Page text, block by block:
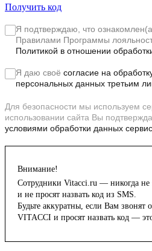
Получить код
Я подтверждаю, что
Правилами Программы
Политикой в отношении
Я даю своё согласие на
персональных данных третьим
Для безопасности мы используем
использовании сайта Вы
условиями обработки данных
Внимание!
Сотрудники Vitacci.ru — никогда не
и не просят назвать код из SMS.
Будьте аккуратны, если Вам звонят
VITACCI и просят назвать код —